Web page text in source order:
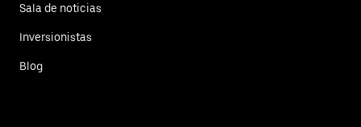
Sala de noticias
Inversionistas
Blog